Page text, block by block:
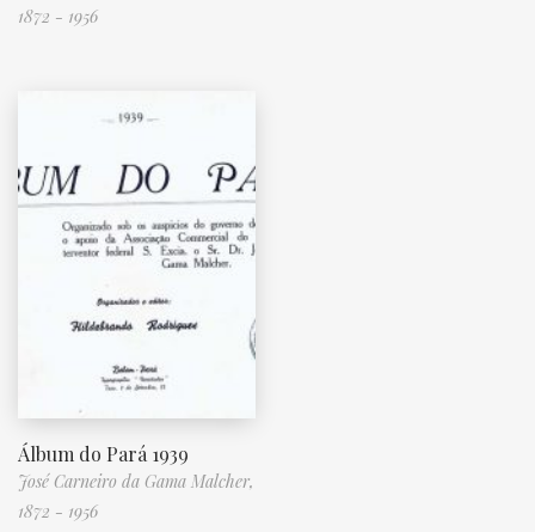
1872 - 1956
Álbum do Pará 1939
José Carneiro da Gama Malcher,
1872 - 1956